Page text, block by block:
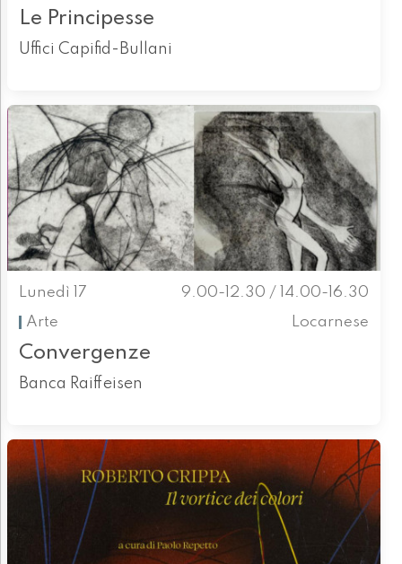
Le Principesse
Uffici Capifid-Bullani
Lunedì 17
9.00-12.30 / 14.00-16.30
Arte
Locarnese
Convergenze
Banca Raiffeisen